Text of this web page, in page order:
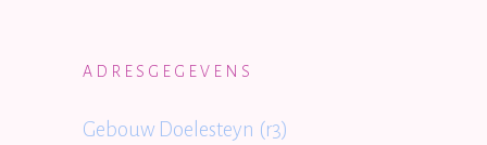
ADRESGEGEVENS
Gebouw Doelesteyn (r3)